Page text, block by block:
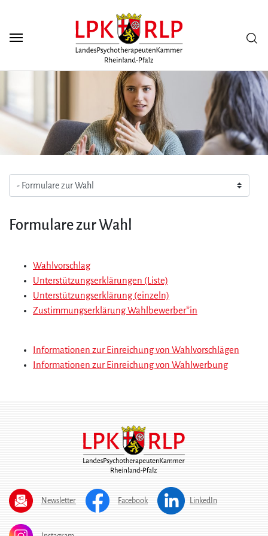
Formulare zur Wahl
Wahlvorschlag
Unterstützungserklärungen (Liste)
Unterstützungserklärung (einzeln)
Zustimmungserklärung Wahlbewerber*in
Informationen zur Einreichung von Wahlvorschlägen
Informationen zur Einreichung von Wahlwerbung
Newsletter Facebook LinkedIn